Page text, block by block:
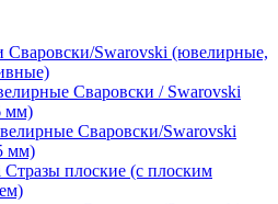
Сваровски/Swarovski (ювелирные,
Сваровски / Swarovski
мм)
Сваровски/Swarovski
мм)
Стразы плоские (с плоским